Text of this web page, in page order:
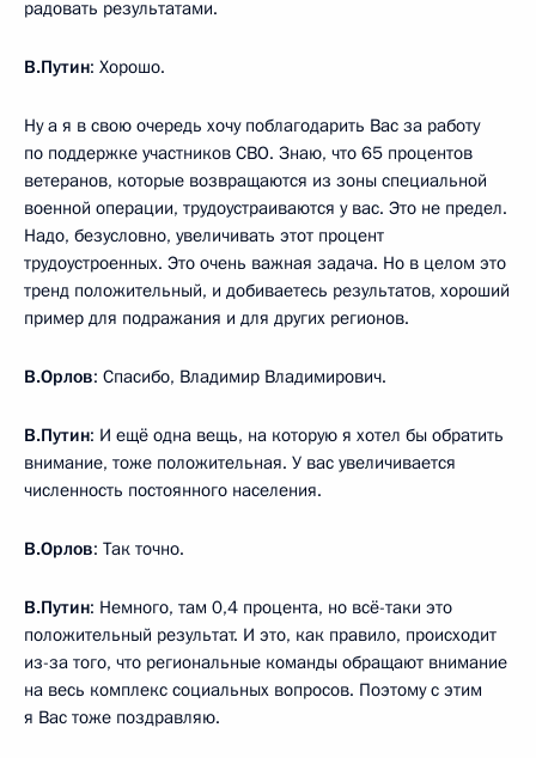
радовать результатами.
В.Путин: Хорошо.
Ну а я в свою очередь хочу поблагодарить Вас за работу
по поддержке участников СВО. Знаю, что 65 процентов
ветеранов, которые возвращаются из зоны специальной
военной операции, трудоустраиваются у вас. Это не предел.
Надо, безусловно, увеличивать этот процент
трудоустроенных. Это очень важная задача. Но в целом это
тренд положительный, и добиваетесь результатов, хороший
пример для подражания и для других регионов.
В.Орлов: Спасибо, Владимир Владимирович.
В.Путин: И ещё одна вещь, на которую я хотел бы обратить
внимание, тоже положительная. У вас увеличивается
численность постоянного населения.
В.Орлов: Так точно.
В.Путин: Немного, там 0,4 процента, но всё-таки это
положительный результат. И это, как правило, происходит
из-за того, что региональные команды обращают внимание
на весь комплекс социальных вопросов. Поэтому с этим
я Вас тоже поздравляю.